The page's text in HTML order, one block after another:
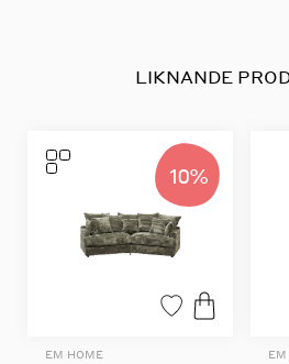
LIKNANDE
10%
EM HOME EM